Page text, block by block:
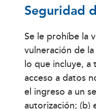
Seguridad
Se le prohíbe la
vulneración de
lo que incluye, a
acceso a datos
el ingreso a un
autorización; (b)